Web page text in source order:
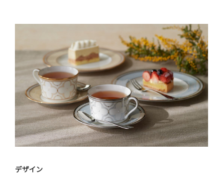
デザイン